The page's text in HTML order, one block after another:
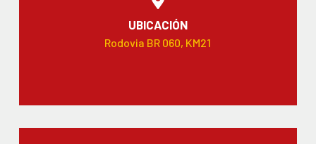
UBICACIÓN
Rodovia BR 060, KM21